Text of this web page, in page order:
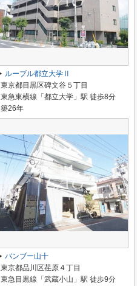
ルーブル都立大学Ⅱ
東京都目黒区碑文谷５丁目
東急東横線「都立大学」駅 徒歩8分
築26年
バンブー山十
東京都品川区荏原４丁目
東急目黒線「武蔵小山」駅 徒歩9分